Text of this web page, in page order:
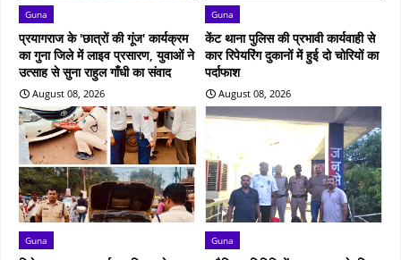
Guna
प्रयागराज के 'छात्रों की गूंज' कार्यक्रम
का गुना जिले में लाइव प्रसारण, युवाओं ने
उत्साह से सुना राहुल गाँधी का संवाद
August 08, 2026
Guna
केंट थाना पुलिस की प्रभावी कार्यवाही से
कार रिपेयरिंग दुकानों में हुई दो चोरियों का
पर्दाफाश
August 08, 2026
Guna Guna